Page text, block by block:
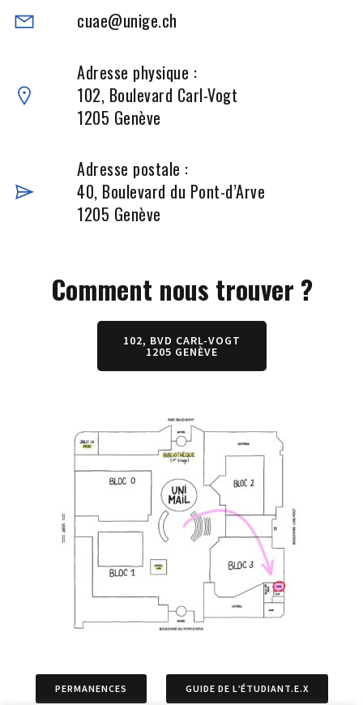
cuae@unige.ch
Adresse physique :
102, Boulevard Carl-Vogt
1205 Genève
Adresse postale :
40, Boulevard du Pont-d’Arve
1205 Genève
Comment nous trouver ?
102, BVD CARL-VOGT
1205 GENÈVE
PERMANENCES GUIDE DE L’ÉTUDIANT.E.X